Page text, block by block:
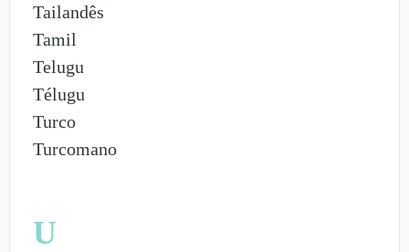
Tailandês
Tamil
Telugu
Télugu
Turco
Turcomano
U